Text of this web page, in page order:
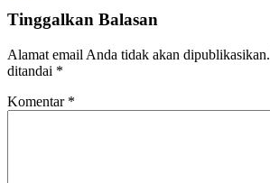
Tinggalkan Balasan
Alamat email Anda tidak akan dipublikasikan.
ditandai *
Komentar *